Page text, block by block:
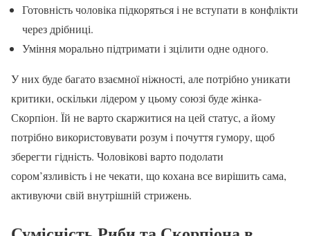
Готовність чоловіка підкоряться і не вступати в конфлікти
через дрібниці.
Уміння морально підтримати і зцілити одне одного.
У них буде багато взаємної ніжності, але потрібно уникати
критики, оскільки лідером у цьому союзі буде жінка-
Скорпіон. Їй не варто скаржитися на цей статус, а йому
потрібно використовувати розум і почуття гумору, щоб
зберегти гідність. Чоловікові варто подолати
сором’язливість і не чекати, що кохана все вирішить сама,
активуючи свій внутрішній стрижень.